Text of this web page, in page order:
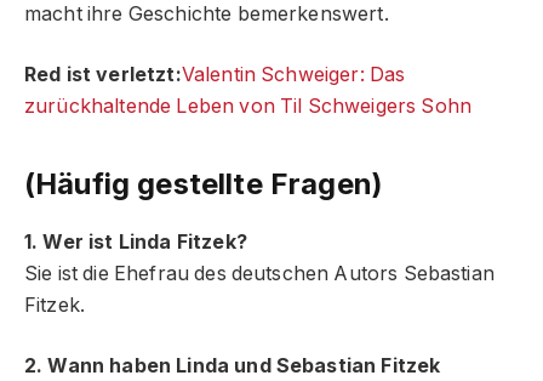
macht ihre Geschichte bemerkenswert.
Red ist verletzt:Valentin Schweiger: Das
zurückhaltende Leben von Til Schweigers Sohn
(Häufig gestellte Fragen)
1. Wer ist Linda Fitzek?
Sie ist die Ehefrau des deutschen Autors Sebastian
Fitzek.
2. Wann haben Linda und Sebastian Fitzek